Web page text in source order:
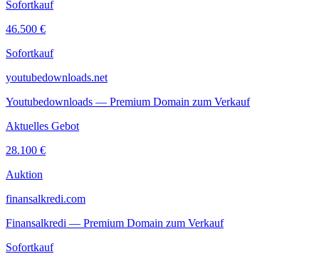
Sofortkauf
46.500 €
Sofortkauf
youtubedownloads.net
Youtubedownloads — Premium Domain zum Verkauf
Aktuelles Gebot
28.100 €
Auktion
finansalkredi.com
Finansalkredi — Premium Domain zum Verkauf
Sofortkauf